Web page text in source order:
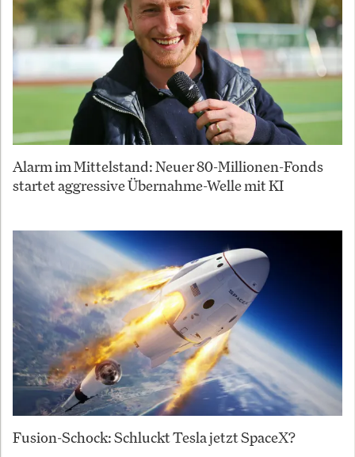
Alarm im Mittelstand: Neuer 80-Millionen-Fonds
startet aggressive Übernahme-Welle mit KI
Fusion-Schock: Schluckt Tesla jetzt SpaceX?